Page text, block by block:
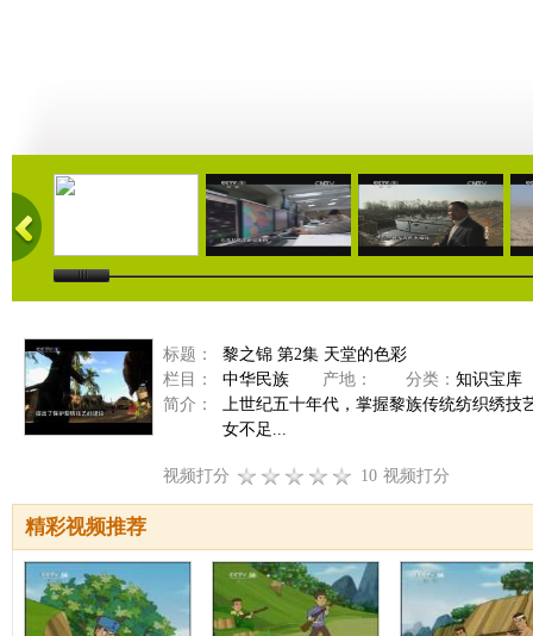
19:37 19:57 19:56
标题：
黎之锦 第2集 天堂的色彩
栏目：
中华民族 产地： 分类： 知识宝库
简介：
上世纪五十年代，掌握黎族传统纺织绣技
女不足...
视频打分 10 视频打分
精彩视频推荐